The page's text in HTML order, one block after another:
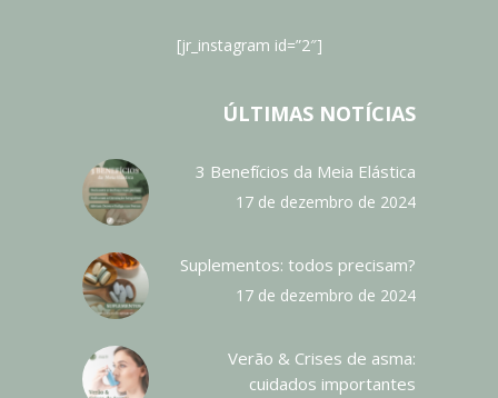
[jr_instagram id=”2″]
ÚLTIMAS NOTÍCIAS
3 Benefícios da Meia Elástica
17 de dezembro de 2024
Suplementos: todos precisam?
17 de dezembro de 2024
Verão & Crises de asma:
cuidados importantes